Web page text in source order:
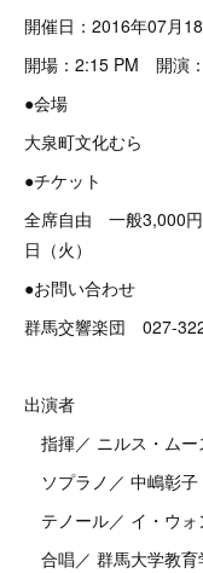
開催日：2016年07月18
開場：2:15 PM 開演
●会場
大泉町文化むら
●チケット
全席自由 一般3,000
日（火）
●お問い合わせ
群馬交響楽団 027-
出演者
指揮／ ニルス・ムー
ソプラノ／ 中嶋彰子
テノール／ イ・ウォ
合唱／ 群馬大学教育